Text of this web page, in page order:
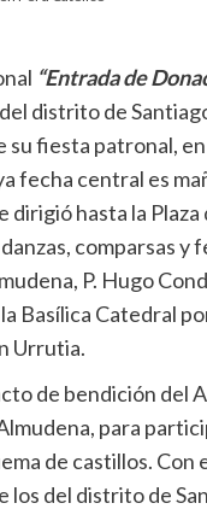
“Entrada de
distrito de
su fiesta patronal,
fecha central es
dirigió hasta la
comparsas y
P. Hugo
Basílica Catedral
Urrutia.
de bendición del
para
de castillos. Con
los del distrito de